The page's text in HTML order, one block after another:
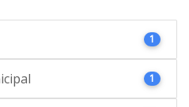
1
1